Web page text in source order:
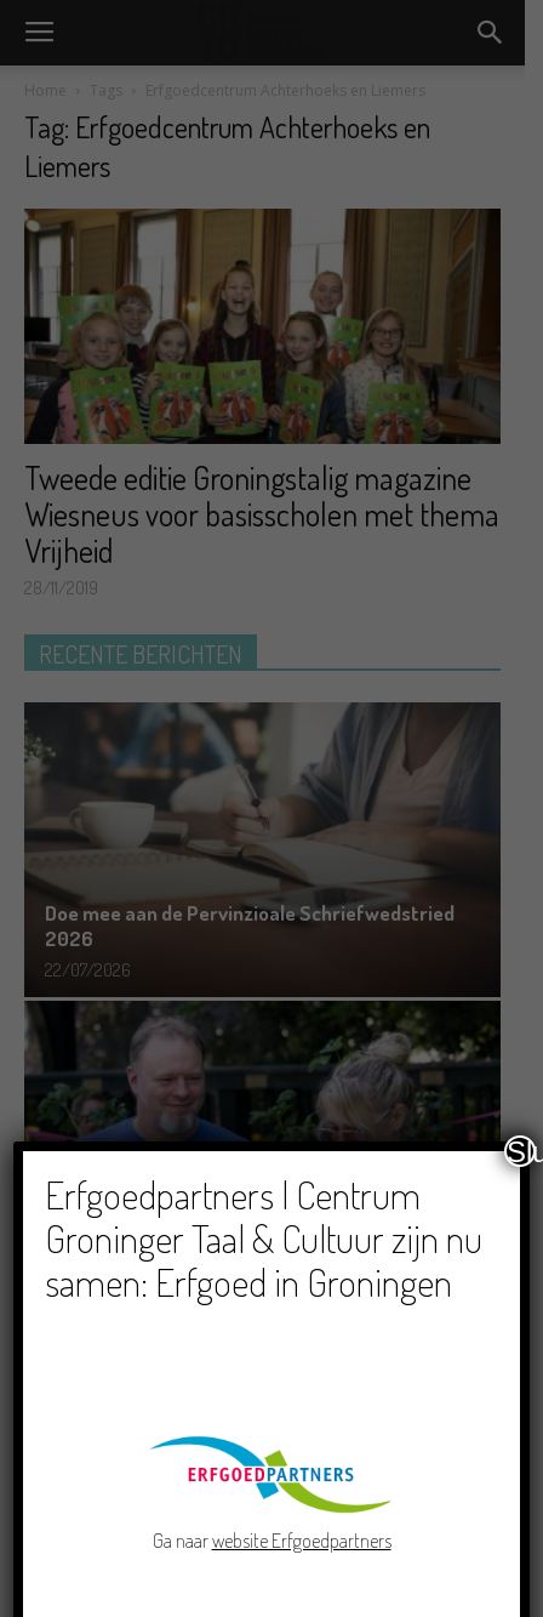
Home Tags Erfgoedcentrum Achterhoeks en Liemers
Tag: Erfgoedcentrum Achterhoeks en
Liemers
Tweede editie Groningstalig magazine
Wiesneus voor basisscholen met thema
Vrijheid
28/11/2019
RECENTE BERICHTEN
Doe mee aan de Pervinzioale Schriefwedstried
2026
22/07/2026
Dichters in de Prinsentuin: Verslag Zomor Wat
Ommaans
Crowdfunding voor bijzonder kinderboek met
Groningse liedjes en verhalen
Erfgoedpartners | Centrum
Groninger Taal & Cultuur zijn nu
samen: Erfgoed in Groningen
Ga naarwebsite Erfgoedpartners